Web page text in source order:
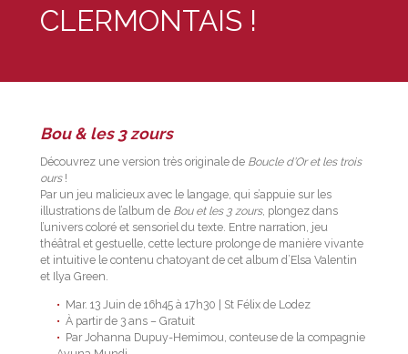
CLERMONTAIS !
Bou & les 3 zours
Découvrez une version très originale de Boucle d’Or et les trois
ours!
Par un jeu malicieux avec le langage, qui s’appuie sur les
illustrations de l’album de Bou et les 3 zours, plongez dans
l’univers coloré et sensoriel du texte. Entre narration, jeu
théâtral et gestuelle, cette lecture prolonge de manière vivante
et intuitive le contenu chatoyant de cet album d’Elsa Valentin
et Ilya Green.
Mar. 13 Juin de 16h45 à 17h30 | St Félix de Lodez
À partir de 3 ans – Gratuit
Par Johanna Dupuy-Hemimou, conteuse de la compagnie